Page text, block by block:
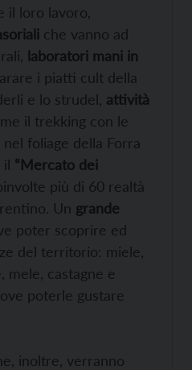
il loro lavoro,
che vanno ad
laboratori mani in
i piatti cult della
e lo strudel, attività
il trekking con le
foliage della Forra
il “Mercato dei
più di 60 realtà
Un grande
poter scoprire ed
del territorio: miele,
mele, castagne e
poterle gustare
inoltre, verranno